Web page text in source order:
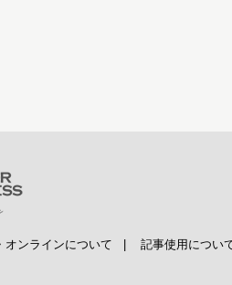
オンラインについて 記事使用につい